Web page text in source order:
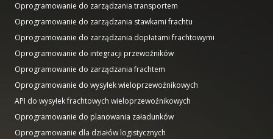
Oprogramowanie do zarządzania transportem
Oprogramowanie do zarządzania stawkami frachtu
Oprogramowanie do zarządzania dopłatami frachtowymi
Oprogramowanie do integracji przewoźników
Oprogramowanie do zarządzania frachtem
Oprogramowanie do wysyłek wieloprzewoźnikowych
API do wysyłek frachtowych wieloprzewoźnikowych
Oprogramowanie do planowania załadunków
Oprogramowanie dla działów logistycznych